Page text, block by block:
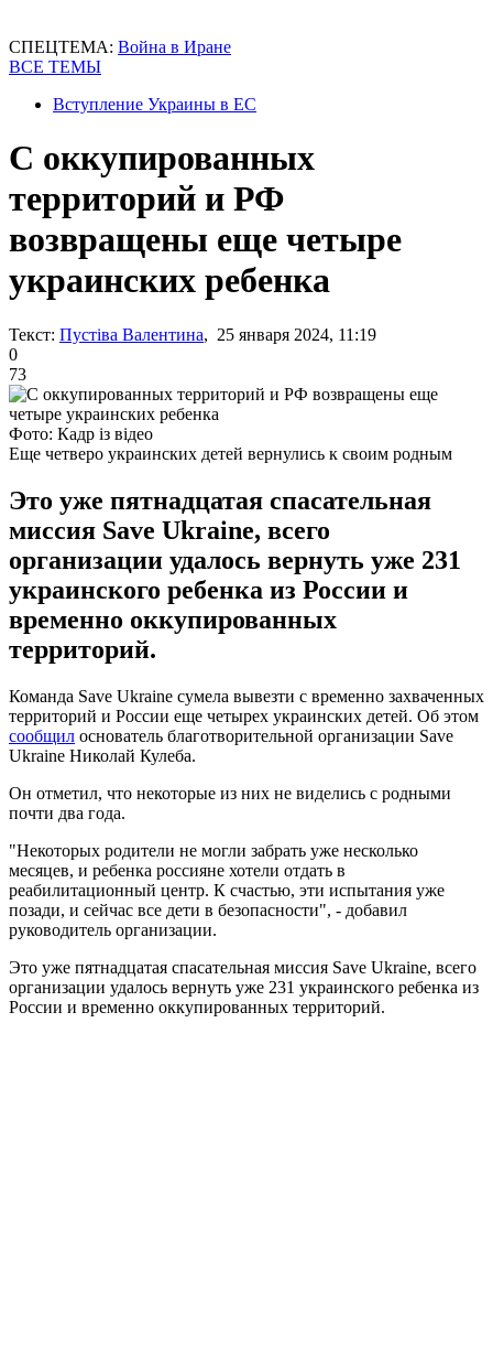
СПЕЦТЕМА: Война в Иране
ВСЕ ТЕМЫ
Вступление Украины в ЕС
С оккупированных
территорий и РФ
возвращены еще четыре
украинских ребенка
Текст: Пустіва Валентина, 25 января 2024, 11:19
0
73
Фото: Кадр із відео
Еще четверо украинских детей вернулись к своим родным
Это уже пятнадцатая спасательная
миссия Save Ukraine, всего
организации удалось вернуть уже 231
украинского ребенка из России и
временно оккупированных
территорий.
Команда Save Ukraine сумела вывезти с временно захваченных
территорий и России еще четырех украинских детей. Об этом
сообщил основатель благотворительной организации Save
Ukraine Николай Кулеба.
Он отметил, что некоторые из них не виделись с родными
почти два года.
"Некоторых родители не могли забрать уже несколько
месяцев, и ребенка россияне хотели отдать в
реабилитационный центр. К счастью, эти испытания уже
позади, и сейчас все дети в безопасности", - добавил
руководитель организации.
Это уже пятнадцатая спасательная миссия Save Ukraine, всего
организации удалось вернуть уже 231 украинского ребенка из
России и временно оккупированных территорий.